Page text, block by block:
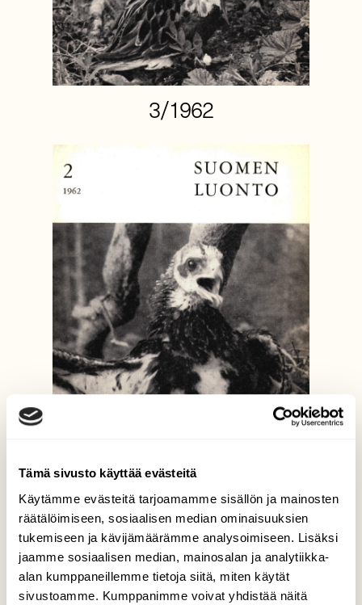
Tämä sivusto käyttää evästeitä
Käytämme evästeitä tarjoamamme sisällön ja mainosten
räätälöimiseen, sosiaalisen median ominaisuuksien
tukemiseen ja kävijämäärämme analysoimiseen. Lisäksi
jaamme sosiaalisen median, mainosalan ja analytiikka-
alan kumppaneillemme tietoja siitä, miten käytät
sivustoamme. Kumppanimme voivat yhdistää näitä
3/1962
2/1962